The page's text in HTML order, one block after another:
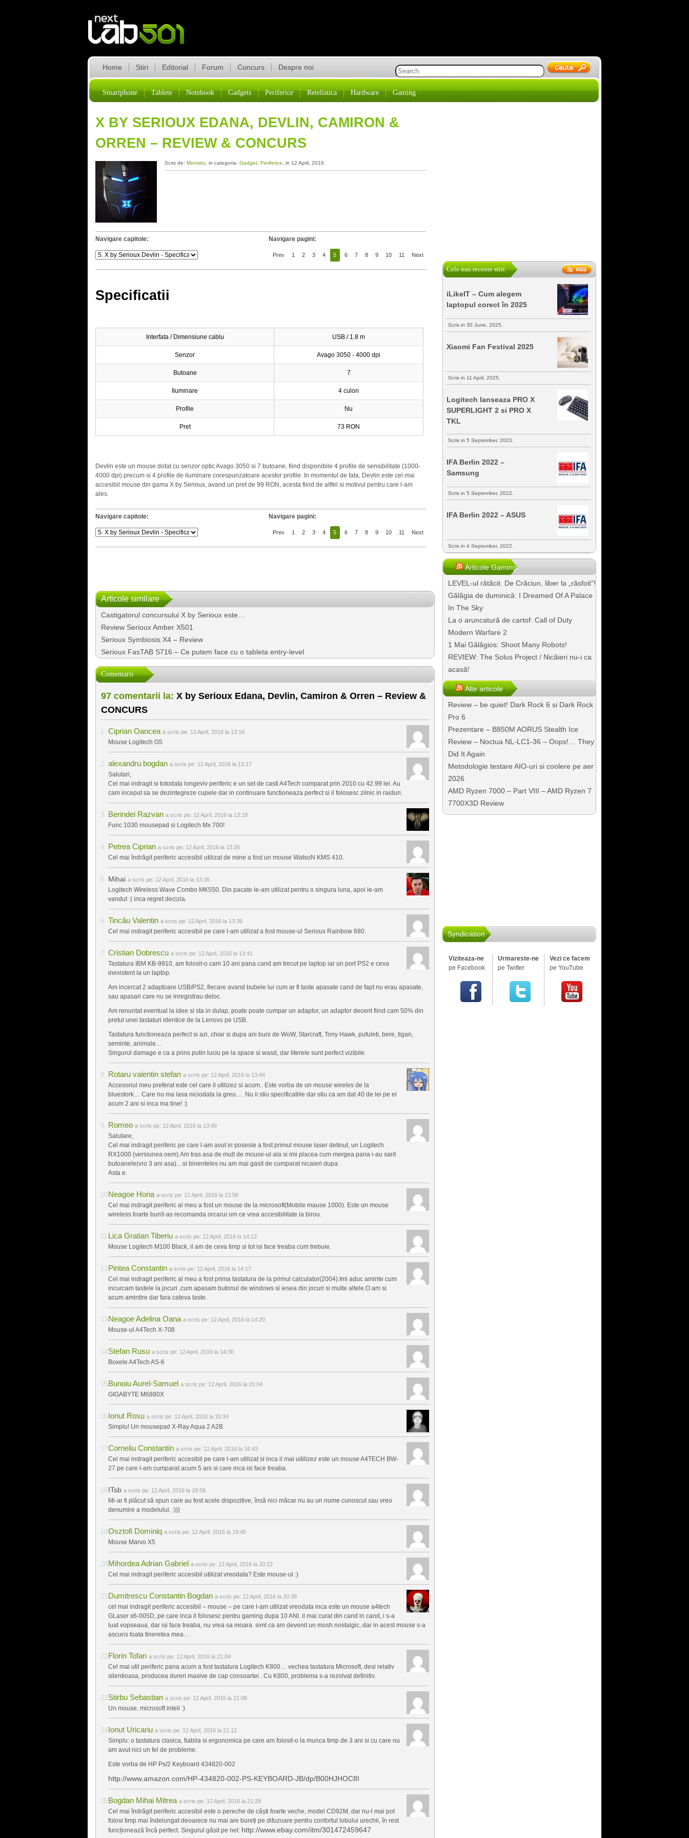
Home Stiri Editorial Forum Concurs Despre noi
Smartphone Tablete Notebook Gadgets Periferice Retelistica Hardware Gaming
X BY SERIOUX EDANA, DEVLIN, CAMIRON &
ORREN – REVIEW & CONCURS
Scris de: Monstru , in categoria: Gadget Periferice , in 12 April, 2016.
Navigare capitole: Navigare pagini:
Prev 1 2 3 4 5 6 7 8 9 10 11 Next
Specificatii
Interfata / Dimensiune cablu USB / 1.8 m
Senzor Avago 3050 - 4000 dpi
Butoane 7
Iluminare 4 culori
Profile Nu
Pret 73 RON
Devlin este un mouse dotat cu senzor optic Avago 3050 si 7 butoane, fiind disponibile 4 profile de sensibilitate (1000-
4000 dpi) precum si 4 profile de iluminare corespunzatoare acestor profile. In momentul de fata, Devlin este cel mai
accesibil mouse din gama X by Serioux, avand un pret de 99 RON, acesta fiind de altfel si motivul pentru care l-am
ales.
Navigare capitole: Navigare pagini:
Prev 1 2 3 4 5 6 7 8 9 10 11 Next
Articole similare
Castigatorul concursului X by Serioux este…
Review Serioux Amber X501
Serioux Symbiosis X4 – Review
Serioux FasTAB S716 – Ce putem face cu o tableta entry-level
Comentarii
97 comentarii la: X by Serioux Edana, Devlin, Camiron & Orren – Review &
CONCURS
Ciprian Oancea a scris pe: 12 April, 2016 la 13:16
Mouse Logitech G5
alexandru bogdan a scris pe: 12 April, 2016 la 13:17
Salutari,
Cel mai indragit si totodata longeviv periferic e un set de casti A4Tech cumparat prin 2010 cu 42.99 lei. Au
cam inceput sa se dezintegreze cupele dar in continuare functioneaza perfect si il folosesc zilnic in raiduri.
Berindei Razvan a scris pe: 12 April, 2016 la 13:19
Func 1030 mousepad si Logitech Mx 700!
Petrea Ciprian a scris pe: 12 April, 2016 la 13:26
Cel mai îndrăgit periferic accesibil utilizat de mine a fost un mouse WatsoN KMS 410.
Mihai a scris pe: 12 April, 2016 la 13:36
Logitech Wireless Wave Combo MK550. Din pacate le-am utilizat pentru o singura luna, apoi le-am
vandut :( inca regret decizia.
Tincău Valentin a scris pe: 12 April, 2016 la 13:36
Cel mai indragit periferic accesibil pe care l-am utilizat a fost mouse-ul Serioux Rainbow 680.
Cristian Dobrescu a scris pe: 12 April, 2016 la 13:41
Tastatura IBM KB-9910, am folosit-o cam 10 ani pana cand am trecut pe laptop iar un port PS2 e ceva
inexistent la un laptop.
Am incercat 2 adaptoare USB/PS2, fiecare avand bubele lui cum ar fi taste apasate cand de fapt nu erau apasate,
sau apasari care nu se inregistrau deloc.
Am renuntat eventual la idee si sta in dulap, poate poate cumpar un adaptor, un adaptor decent fiind cam 50% din
pretul unei tastaturi identice de la Lenovo pe USB.
Tastatura functioneaza perfect si azi, chiar si dupa ani buni de WoW, Starcraft, Tony Hawk, pufuleti, bere, tigari,
seminte, animale…
Singurul damage e ca a prins putin luciu pe la space si wasd, dar literele sunt perfect vizibile.
Rotaru valentin stefan a scris pe: 12 April, 2016 la 13:44
Accesoriul meu preferat este cel care il utilizez si acum.. Este vorba de un mouse wireles de la
bluestork… Care nu ma lasa niciodata la greu…. Nu ii stiu specificatiile dar stiu ca am dat 40 de lei pe el
acum 2 ani si inca ma tine! :)
Romeo a scris pe: 12 April, 2016 la 13:49
Salutare,
Cel mai indragit periferic pe care l-am avut in posesie a fost primul mouse laser detinut, un Logitech
RX1000 (versiunea oem).Am tras asa de mult de mouse-ul ala si imi placea cum mergea pana i-au sarit
butoanele(vro 3 ani asa)…si binenteles nu am mai gasit de cumparat nicaieri dupa.
Asta e.
Neagoe Horia a scris pe: 12 April, 2016 la 13:56
Cel mai indragit periferic al meu a fost un mouse de la microsoft(Mobile mause 1000). Este un mouse
wireless foarte bun!l-as recomanda orcarui om ce vrea accesibilitate la birou.
Lica Gratian Tiberiu a scris pe: 12 April, 2016 la 14:12
Mouse Logitech M100 Black, il am de ceva timp si tot isi face treaba cum trebuie.
Pintea Constantin a scris pe: 12 April, 2016 la 14:17
Cel mai indragit periferic al meu a fost prima tastatura de la primul calculator(2004).Imi aduc aminte cum
incurcam tastele la jocuri ,cum apasam butonul de windows si iesea din jocuri si multe altele.O am si
acum amintire dar fara cateva taste.
Neagoe Adelina Oana a scris pe: 12 April, 2016 la 14:20
Mouse-ul A4Tech X-708
Stefan Rusu a scris pe: 12 April, 2016 la 14:30
Boxele A4Tech AS-6
Bunoiu Aurel-Samuel a scris pe: 12 April, 2016 la 15:04
GIGABYTE M6880X
Ionut Rosu a scris pe: 12 April, 2016 la 15:34
Simplu! Un mousepad X-Ray Aqua 2 A2B.
Corneliu Constantin a scris pe: 12 April, 2016 la 16:43
Cel mai indragit periferic accesibil pe care l-am utilizat si inca il mai uitilizez este un mouse A4TECH BW-
27 pe care l-am cumparat acum 5 ani si care inca isi face treaba.
ITsb a scris pe: 12 April, 2016 la 18:58
Mi-ar fi plăcut să spun care au fost acele dispozitive, însă nici măcar nu au un nume cunoscut sau vreo
denumire a modelului. :)))
Osztofi Dominiq a scris pe: 12 April, 2016 la 19:45
Mouse Marvo X5
Mihordea Adrian Gabriel a scris pe: 12 April, 2016 la 20:22
Cel mai indragit periferic accesibil utilizat vreodata? Este mouse-ul :)
Dumitrescu Constantin Bogdan a scris pe: 12 April, 2016 la 20:38
cel mai indragit periferic accesibil – mouse – pe care l-am utilizat vreodata inca este un mouse a4tech
GLaser x6-005D, pe care inca il folosesc pentru gaming dupa 10 ANI. il mai curat din cand in cand, i s-a
luat vopseaua, dar isi face treaba, nu vrea sa moara. simt ca am devenit un mosh nostalgic, dar in acest mouse s-a
ascuns toata tineretea mea…
Florin Tofan a scris pe: 12 April, 2016 la 21:04
Cel mai util periferic pana acum a fost tastatura Logitech K800… vechea tastatura Microsoft, desi relativ
silentioasa, producea dureri masive de cap consoartei . Cu K800, problema s-a rezolvat definitiv.
Stirbu Sebastian a scris pe: 12 April, 2016 la 21:06
Un mouse, microsoft inteli :)
Ionut Uricariu a scris pe: 12 April, 2016 la 21:12
Simplu: o tastatura clasica, fiabila si ergonomica pe care am folosit-o la munca timp de 3 ani si cu care nu
am avut nici un fel de probleme.
Este vorba de HP Ps/2 Keyboard 434820-002
http://www.amazon.com/HP-434820-002-PS-KEYBOARD-JB/dp/B00HJHOC8I
Bogdan Mihai Mitrea a scris pe: 12 April, 2016 la 21:28
Cel mai îndrăgit periferic accesibil este o pereche de căști foarte veche, model CD92M, dar nu-l mai pot
folosi timp mai îndelungat deoarece nu mai are bureți pe difuzoare pentru confortul lobului urechii, în rest
funcționează încă perfect. Singurul găsit pe net: http://www.ebay.com/itm/301472459647
Cele mai recente stiri
iLikeIT – Cum alegem
laptopul corect în 2025
Scris in 30 June, 2025.
Xiaomi Fan Festival 2025
Scris in 11 April, 2025.
Logitech lanseaza PRO X
SUPERLIGHT 2 si PRO X
TKL
Scris in 5 September, 2023.
IFA Berlin 2022 –
Samsung
Scris in 5 September, 2022.
IFA Berlin 2022 – ASUS
Scris in 4 September, 2022.
Articole Gaming
LEVEL-ul rătăcit. De Crăciun, liber la „răsfoit”!
Gălăgia de duminică: I Dreamed Of A Palace
In The Sky
La o aruncatură de cartof: Call of Duty
Modern Warfare 2
1 Mai Gălăgios: Shoot Many Robots!
REVIEW: The Solus Project / Nicăieri nu-i ca
acasă!
Alte articole
Review – be quiet! Dark Rock 6 si Dark Rock
Pro 6
Prezentare – B850M AORUS Stealth Ice
Review – Noctua NL-LC1-36 – Oops!… They
Did It Again
Metodologie testare AIO-uri si coolere pe aer
2026
AMD Ryzen 7000 – Part VIII – AMD Ryzen 7
7700X3D Review
Syndication
Viziteaza-ne
pe Facebook
Urmareste-ne
pe Twitter
Vezi ce facem
pe YouTube